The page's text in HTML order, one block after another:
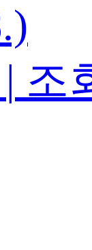
| 조